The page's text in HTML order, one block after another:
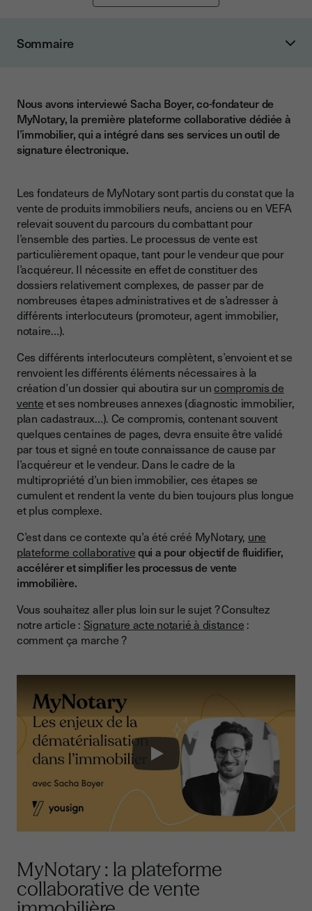
Sommaire
Les contraintes du déploiement de la signature électronique
Les retours utilisateurs
Nous avons interviewé Sacha Boyer, co-fondateur de
MyNotary, la première plateforme collaborative dédiée à
l’immobilier, qui a intégré dans ses services un outil de
signature électronique.
Les fondateurs de MyNotary sont partis du constat que la
vente de produits immobiliers neufs, anciens ou en VEFA
relevait souvent du parcours du combattant pour
l’ensemble des parties. Le processus de vente est
particulièrement opaque, tant pour le vendeur que pour
l’acquéreur. Il nécessite en effet de constituer des
dossiers relativement complexes, de passer par de
nombreuses étapes administratives et de s’adresser à
différents interlocuteurs (promoteur, agent immobilier,
notaire…).
Ces différents interlocuteurs complètent, s’envoient et se
renvoient les différents éléments nécessaires à la
création d’un dossier qui aboutira sur uncompromis de
venteet ses nombreuses annexes (diagnostic immobilier,
plan cadastraux…). Ce compromis, contenant souvent
quelques centaines de pages, devra ensuite être validé
par tous et signé en toute connaissance de cause par
l’acquéreur et le vendeur. Dans le cadre de la
multipropriété d’un bien immobilier, ces étapes se
cumulent et rendent la vente du bien toujours plus longue
et plus complexe.
C’est dans ce contexte qu’a été créé MyNotary, une
plateforme collaborativequi a pour objectif de fluidifier,
accélérer et simplifier les processus de vente
immobilière.
Vous souhaitez aller plus loin sur le sujet ? Consultez
notre article : Signature acte notarié à distance :
comment ça marche ?
Play
MyNotary : la plateforme
collaborative de vente